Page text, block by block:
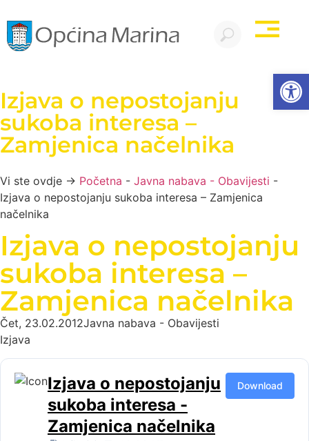
Izjava o nepostojanju
sukoba interesa –
Zamjenica načelnika
Vi ste ovdje → Početna - Javna nabava - Obavijesti -
Izjava o nepostojanju sukoba interesa – Zamjenica
načelnika
Izjava o nepostojanju
sukoba interesa –
Zamjenica načelnika
Čet, 23.02.2012Javna nabava - Obavijesti
Izjava
Izjava o nepostojanju
sukoba interesa -
Zamjenica načelnika
Download